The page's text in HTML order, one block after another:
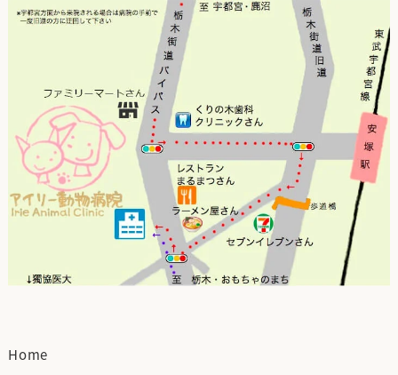
Home